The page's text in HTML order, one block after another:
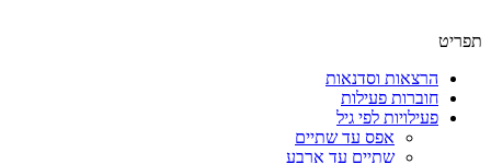
תפריט
הרצאות וסדנאות
חוברות פעילות
פעילויות לפי גיל
אפס עד שתיים
שתיים עד ארבע